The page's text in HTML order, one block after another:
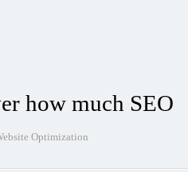
how much SEO
Optimization